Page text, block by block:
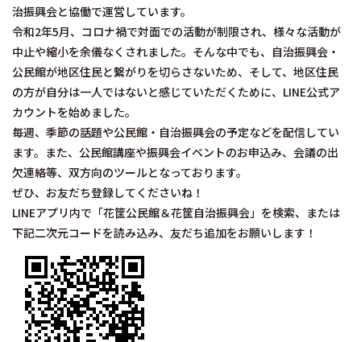
治振興会と協働で運営しています。
令和2年5月、コロナ禍で対面での活動が制限され、様々な活動が
中止や縮小を余儀なくされました。そんな中でも、自治振興会・
公民館が地区住民と繋がりを切らさないため、そして、地区住民
の方が自分は一人ではないと感じていただくために、LINE公式ア
カウントを始めました。
毎週、季節の話題や公民館・自治振興会の予定などを配信してい
ます。また、公民館講座や振興会イベントのお申込み、会議の出
欠連絡等、双方向のツールとなっております。
ぜひ、お友だち登録してくださいね！
LINEアプリ内で「花筐公民館＆花筐自治振興会」を検索、または
下記二次元コードを読み込み、友だち追加をお願いします！